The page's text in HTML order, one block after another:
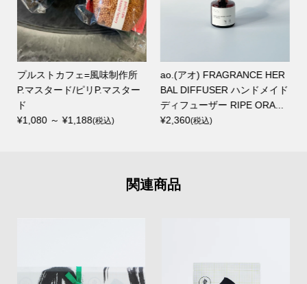
SOUVENIRスーヴェニール石
鹸
¥2,530
StiLL octagon plate スティル
オクタゴン プレート 藍墨茶
（グレー）L / MISHIM POT...
¥9,350(税込)
関連商品